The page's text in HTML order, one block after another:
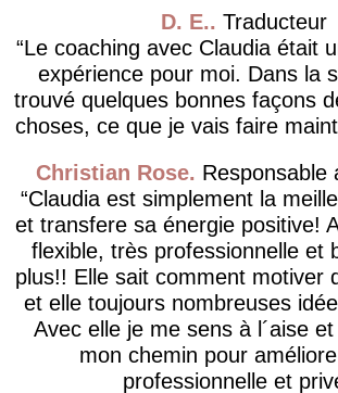
D. E. Traducteur
Le coaching avec Claudia était
expérience pour moi. Dans la
trouvé quelques bonnes façons
choses, ce que je vais faire
Christian Rose Responsable
Claudia est simplement la
et transfere sa énergie positive!
flexible, très professionnelle et
plus!! Elle sait comment motiver
et elle toujours nombreuses
Avec elle je me sens à l´aise
mon chemin pour
professionnelle et